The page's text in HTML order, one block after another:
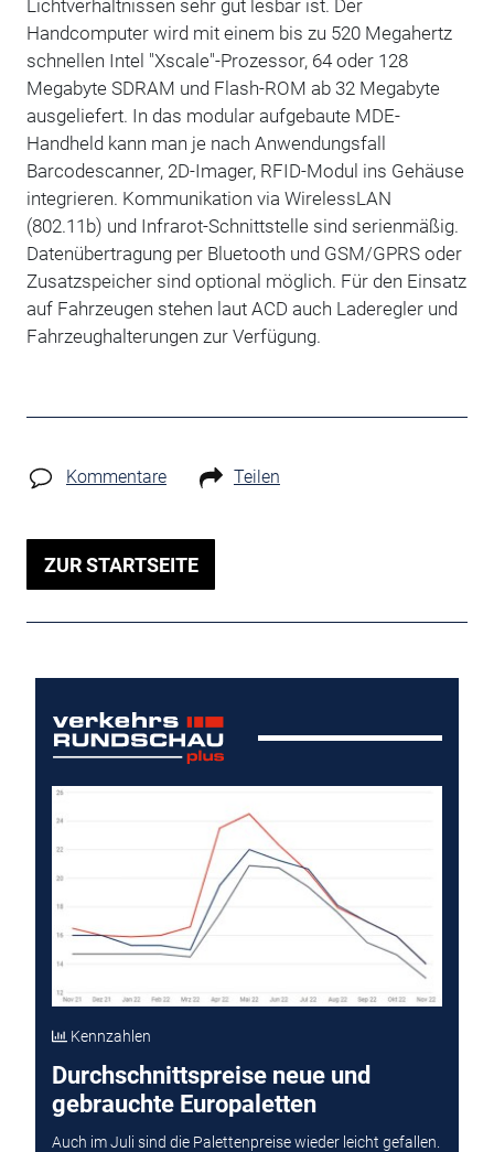
Lichtverhältnissen sehr gut lesbar ist. Der
Handcomputer wird mit einem bis zu 520 Megahertz
schnellen Intel "Xscale"-Prozessor, 64 oder 128
Megabyte SDRAM und Flash-ROM ab 32 Megabyte
ausgeliefert. In das modular aufgebaute MDE-
Handheld kann man je nach Anwendungsfall
Barcodescanner, 2D-Imager, RFID-Modul ins Gehäuse
integrieren. Kommunikation via WirelessLAN
(802.11b) und Infrarot-Schnittstelle sind serienmäßig.
Datenübertragung per Bluetooth und GSM/GPRS oder
Zusatzspeicher sind optional möglich. Für den Einsatz
auf Fahrzeugen stehen laut ACD auch Laderegler und
Fahrzeughalterungen zur Verfügung.
Kommentare Teilen
ZUR STARTSEITE
Kennzahlen
Durchschnittspreise neue und
gebrauchte Europaletten
Auch im Juli sind die Palettenpreise wieder leicht gefallen.